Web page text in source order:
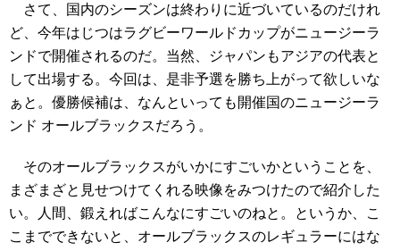
さて、国内のシーズンは終わりに近づいているのだけれ
ど、今年はじつはラグビーワールドカップがニュージーラ
ンドで開催されるのだ。当然、ジャパンもアジアの代表と
して出場する。今回は、是非予選を勝ち上がって欲しいな
ぁと。優勝候補は、なんといっても開催国のニュージーラ
ンド オールブラックスだろう。
そのオールブラックスがいかにすごいかということを、
まざまざと見せつけてくれる映像をみつけたので紹介した
い。人間、鍛えればこんなにすごいのねと。というか、こ
こまでできないと、オールブラックスのレギュラーにはな